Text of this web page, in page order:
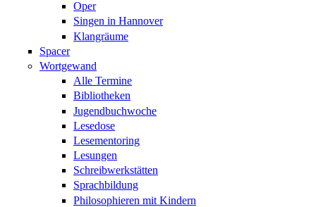
Oper
Singen in Hannover
Klangräume
Spacer
Wortgewand
Alle Termine
Bibliotheken
Jugendbuchwoche
Lesedose
Lesementoring
Lesungen
Schreibwerkstätten
Sprachbildung
Philosophieren mit Kindern